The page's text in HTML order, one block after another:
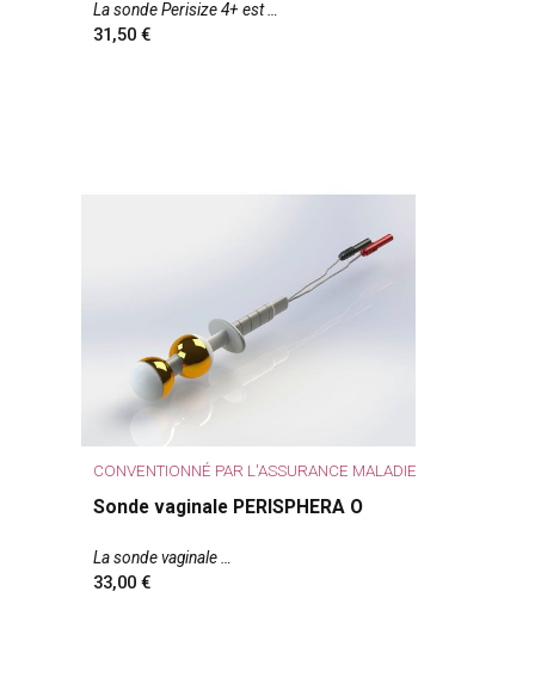
La sonde Perisize 4+ est
31,50
CONVENTIONNÉ PAR L'ASSURANCE MALADIE
Sonde vaginale PERISPHERA O
La sonde vaginale
33,00